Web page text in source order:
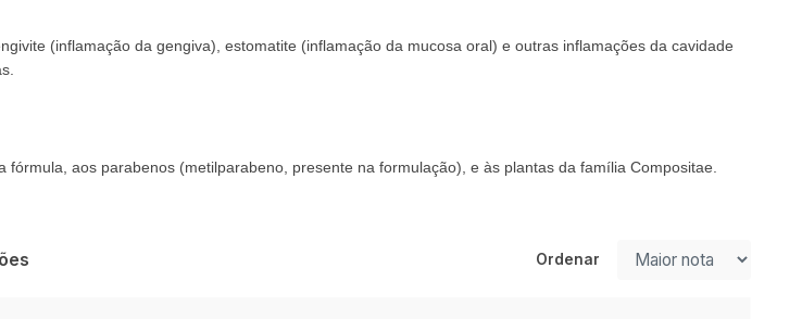
(inflamação da gengiva), estomatite (inflamação da mucosa oral) e outras inflamações da cavidade
aos parabenos (metilparabeno, presente na formulação), e às plantas da família Compositae.
Ordenar